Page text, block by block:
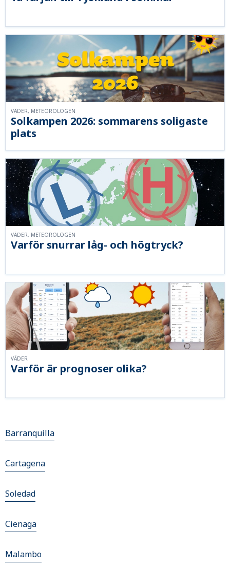
Solkampen 2026: sommarens soligaste
plats
VÄDER, METEOROLOGEN
Varför snurrar låg- och högtryck?
VÄDER, METEOROLOGEN
Varför är prognoser olika?
VÄDER
Barranquilla
Cartagena
Soledad
Cienaga
Malambo